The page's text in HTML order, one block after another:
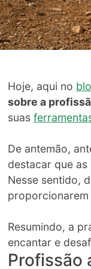
Hoje, aqui no
sobre a
suas
De antemão,
destacar que
Nesse sentido,
Resumindo, a
encantar e
Profissão